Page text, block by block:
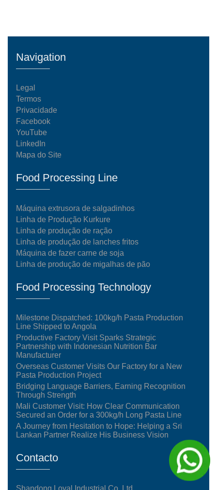
Navigation
Legal
Termos
Privacidade
Facebook
YouTube
LinkedIn
Mapa do Site
Food Processing Line
Máquina extrusora de salgadinhos
Linha de Produção Kurkure
Linha de produção de ração
Linha de produção de lanches fritos
Máquina de fazer carne de soja
Linha de produção de migalhas de pão
Food Processing Technology
Milestone Dispatched: 100kg/h Pasta Production
Line Shipped to Angola
Productive Factory Visit Sparks Strategic
Partnership with Indonesian Nutrition Bar
Manufacturer
Overseas Customer Visits Our Factory for a New
Pasta Production Project
Bridging Language Barriers, Earning Recognition
Through Strength
Mali Customer Visit: How Clear Communication
Secured an Order for a 300kg/h Long Pasta Line
A Journey from Hesitation to Hope: Helping a Sri
Lankan Partner Realize His Business Vision
Contacto
Shandong Loyal Industrial Co.,Ltd